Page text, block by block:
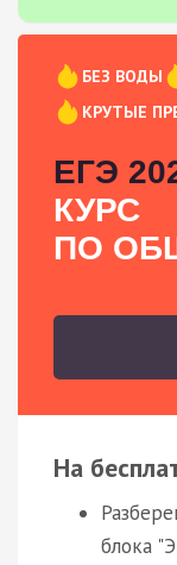
БЕЗ ВОДЫ
КРУТЫЕ
ЕГЭ
КУРС
ПО
На
блока